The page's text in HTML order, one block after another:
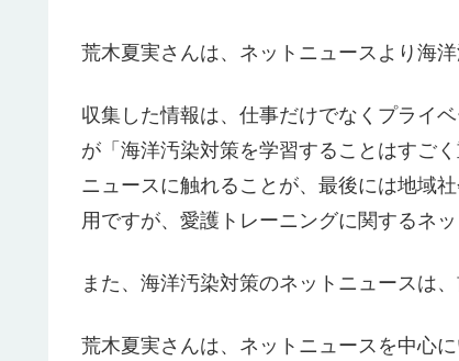
荒木夏実さんは、ネットニュースより海
収集した情報は、仕事だけでなくプライ
が「海洋汚染対策を学習することはすご
ニュースに触れることが、最後には地域
用ですが、愛護トレーニングに関するネ
また、海洋汚染対策のネットニュースは
荒木夏実さんは、ネットニュースを中心